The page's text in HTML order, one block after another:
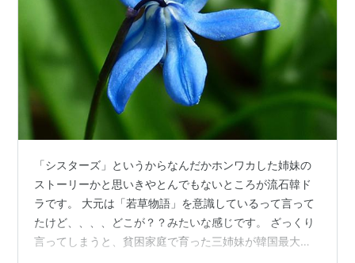
「シスターズ」というからなんだかホンワカした姉妹の
ストーリーかと思いきやとんでもないところが流石韓ド
ラです。 大元は「若草物語」を意識しているって言って
たけど、、、、どこが？？みたいな感じです。 ざっくり
言ってしまうと、貧困家庭で育った三姉妹が韓国最大の